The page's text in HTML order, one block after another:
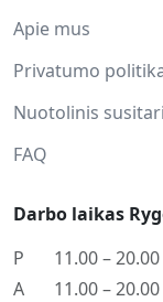
Apie mus
Privatumo
Nuotolinis
FAQ
Darbo laikas
P
11.00 – 20.00
A
11.00 – 20.00